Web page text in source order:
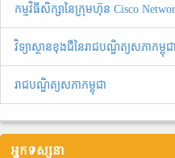
កម្មវិធីសិក្សានៃក្រុមហ៊ុន Cisco
វិទ្យាស្ថានខុងជឺនៃរាជបណ្ឌិត្យសភាកម្ពុជា
រាជបណ្ឌិត្យសភាកម្ពុជា
អ្នកទស្សនា